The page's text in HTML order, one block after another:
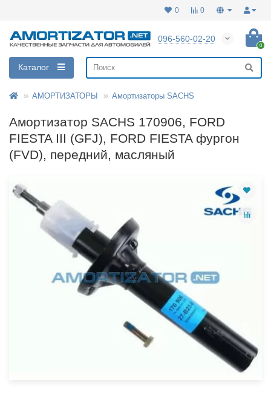
0
0
096-560-02-20
0
Каталог
АМОРТИЗАТОРЫ Амортизаторы SACHS
Амортизатор SACHS 170906, FORD
FIESTA III (GFJ), FORD FIESTA фургон
(FVD), передний, масляный